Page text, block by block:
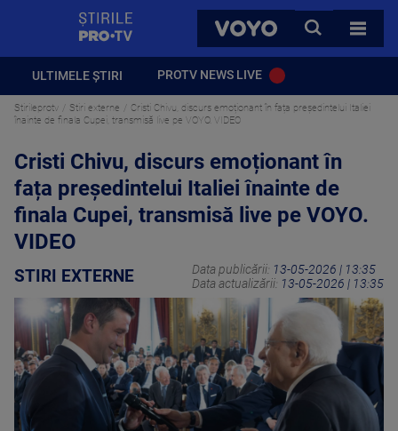
VOYO
CAUTA
TOATE
ULTIMELE ȘTIRI PROTV NEWS LIVE
Stirileprotv Stiri externe
Cristi Chivu, discurs emoționant în fața președintelui Italiei
înainte de finala Cupei, transmisă live pe VOYO. VIDEO
Cristi Chivu, discurs emoționant în
fața președintelui Italiei înainte de
finala Cupei, transmisă live pe VOYO.
VIDEO
STIRI EXTERNE Data publicării: 13-05-2026 | 13:35
Data actualizării: 13-05-2026 | 13:35